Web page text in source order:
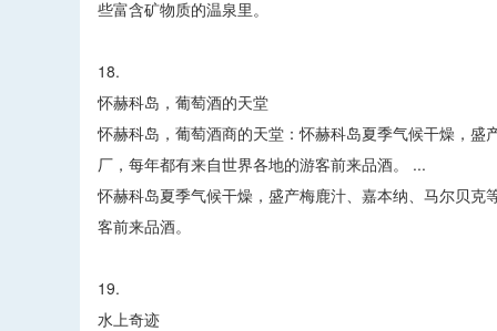
些富含矿物质的温泉里。
18.
怀赫科岛，葡萄酒的天堂
怀赫科岛，葡萄酒商的天堂：怀赫科岛夏季气候干燥，
厂，每年都有来自世界各地的游客前来品酒。 ...
怀赫科岛夏季气候干燥，盛产梅鹿汁、嘉本纳、马尔贝
客前来品酒。
19.
水上奇迹